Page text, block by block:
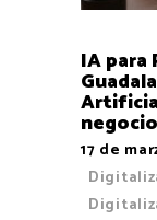
IA para
17 de